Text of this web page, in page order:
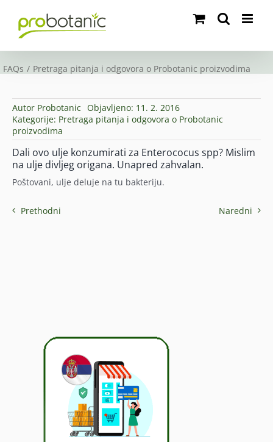
content
FAQs Pretraga pitanja i odgovora o Probotanic proizvodima
Autor Probotanic Objavljeno: 11. 2. 2016
Kategorije: Pretraga pitanja i odgovora o Probotanic
proizvodima
Dali ovo ulje konzumirati za Enterococus spp? Mislim
na ulje divljeg origana. Unapred zahvalan.
Poštovani, ulje deluje na tu bakteriju.
Prethodni Naredni